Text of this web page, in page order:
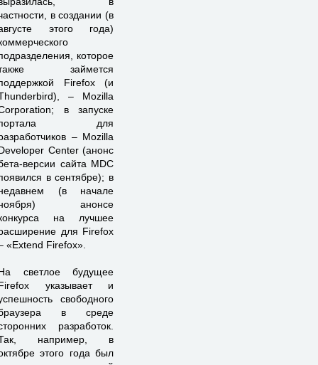
в создании (в
этого года)
которое
займется
Firefox (и
– Mozilla
в запуске
для
– Mozilla
Center (анонс
версии сайта MDC
в сентябре); в
(в начале
анонсе
на лучшее
для Firefox
«Extend Firefox».
светлое будущее
указывает и
свободного
в среде
разработок.
например, в
этого года был